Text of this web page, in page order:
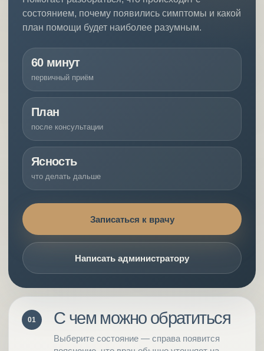
состоянием, почему появились симптомы и какой
план помощи будет наиболее разумным.
60 минут
первичный приём
План
после консультации
Ясность
что делать дальше
Записаться к врачу
Написать администратору
01 С чем можно обратиться
Выберите состояние — справа появится